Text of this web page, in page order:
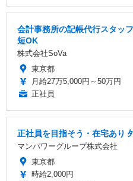
会計事務所の記帳代行スタッ
短OK
株式会社SoVa
東京都
月給27万5,000円～50万円
正社員
正社員を目指そう・在宅あり
マンパワーグループ株式会社
東京都
時給2,000円